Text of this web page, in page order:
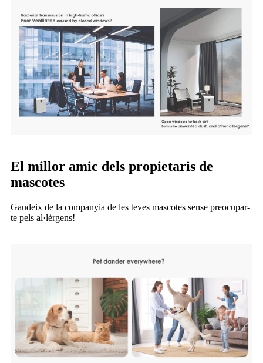
El millor amic dels propietaris de
mascotes
Gaudeix de la companyia de les teves mascotes sense preocupar-
te pels al·lèrgens!